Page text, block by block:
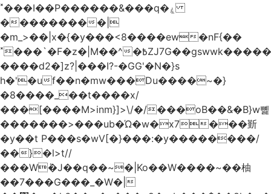
˟���I��P������&���q�ۼ
���������|
�m_>��|x�{�y���<8����ew�nF{��
˟���`�F�z�|M��^�߿ZJ7G��gswwk������j��
����d2�]z?|���I?-�GG'�N�}s
h�'�uf��n�mw���Du����~�}
�8����_��t����x/
���[����M>inm}]>\/�/���oB��&�B}w뼱
�������>���ub�Ώ�w�x7���斳
�y��t P���s�wV[�}���:�y��������/
��}�l>t//
���Wٝ�J��q��~�|Ko��W����~��柚
��7���G���_�W�|